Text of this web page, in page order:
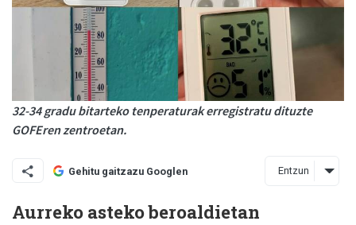
32-34 gradu bitarteko tenperaturak erregistratu dituzte
GOFEren zentroetan.
Gehitu gaitzazu Googlen Entzun
Aurreko asteko beroaldietan